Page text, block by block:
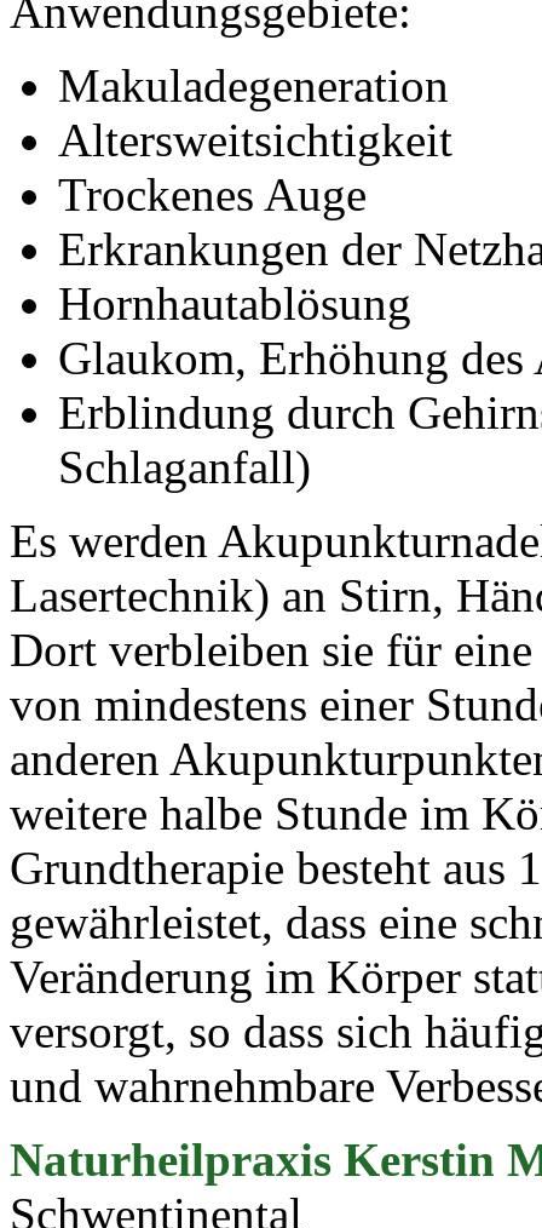
Anwendungsgebiete:
Makuladegeneration
Altersweitsichtigkeit
Trockenes Auge
Erkrankungen der
Hornhautablösung
Glaukom, Erhöhung
Erblindung durch
Schlaganfall)
Es werden
Lasertechnik) an Stirn,
Dort verbleiben sie für eine
von mindestens einer
anderen
weitere halbe Stunde im
Grundtherapie besteht
gewährleistet, dass eine
Veränderung im Körper
versorgt, so dass sich
und wahrnehmbare
Naturheilpraxis Kerstin
Schwentinental